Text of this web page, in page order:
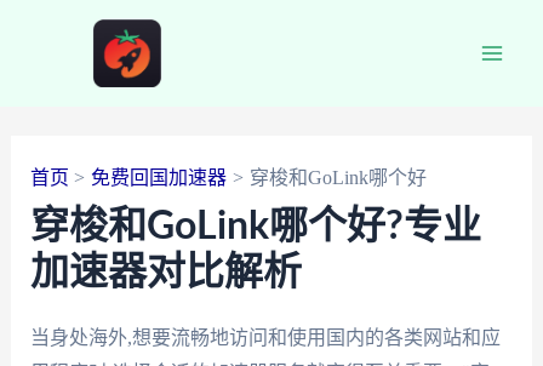
首页 免费回国加速器 穿梭和GoLink哪个好
穿梭和GoLink哪个好?专业
加速器对比解析
当身处海外,想要流畅地访问和使用国内的各类网站和应